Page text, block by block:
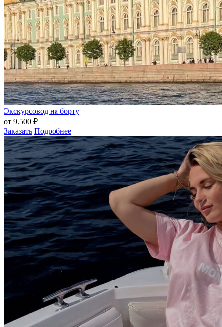
Экскурсовод на борту
от 9.500 ₽
Заказать Подробнее